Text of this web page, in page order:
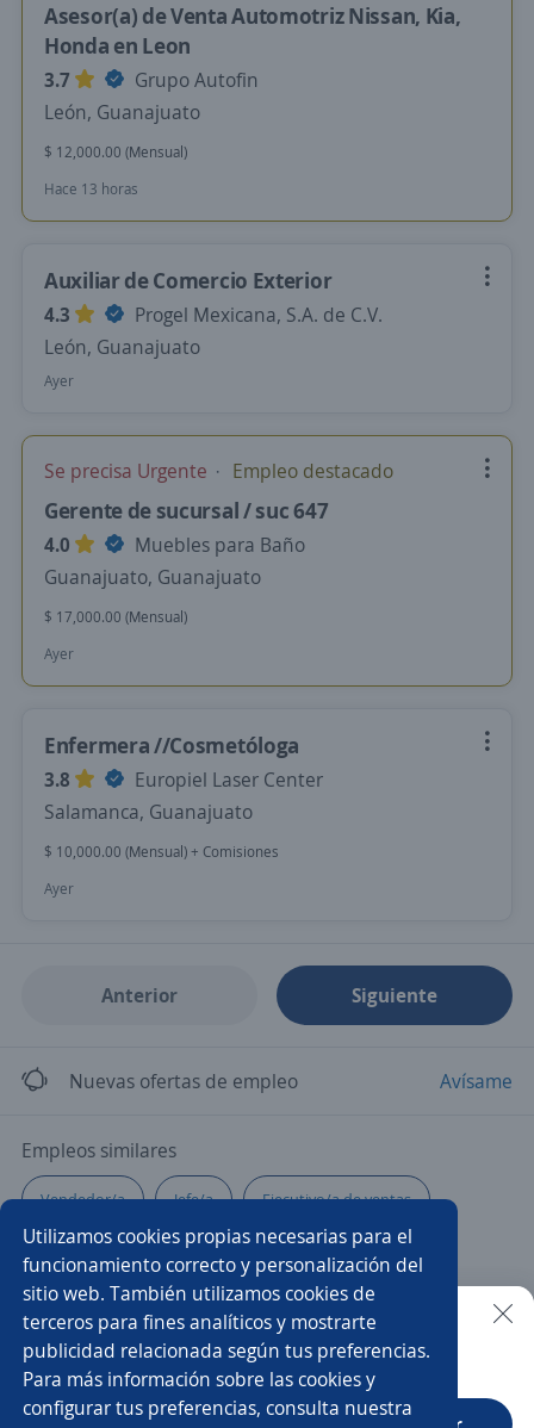
Utilizamos cookies propias necesarias para el
funcionamiento correcto y personalización del
sitio web. También utilizamos cookies de
terceros para fines analíticos y mostrarte
publicidad relacionada según tus preferencias.
Para más información sobre las cookies y
configurar tus preferencias, consulta nuestra
Asesor(a) de Venta Automotriz Nissan, Kia,
Honda en Leon
3.7
Grupo Autofin
León, Guanajuato
$ 12,000.00 (Mensual)
Hace 13 horas
Auxiliar de Comercio Exterior
4.3
Progel Mexicana, S.A. de C.V.
León, Guanajuato
Ayer
Se precisa Urgente Empleo destacado
Gerente de sucursal / suc 647
4.0
Muebles para Baño
Guanajuato, Guanajuato
$ 17,000.00 (Mensual)
Ayer
Enfermera //Cosmetóloga
3.8
Europiel Laser Center
Salamanca, Guanajuato
$ 10,000.00 (Mensual) + Comisiones
Ayer
Anterior Siguiente
Nuevas ofertas de empleo Avísame
Empleos similares
Vendedor/a Jefe/a Ejecutivo/a de ventas
Sub gerente de ventas Administrativo comercial
Asesor de Servicio Automotriz Asesor/a de ventas
Comprador/a Promotor/a de crédito
Buscar es más fácil en la app